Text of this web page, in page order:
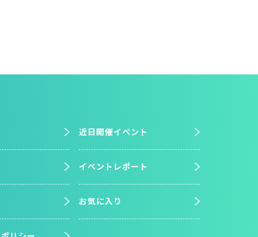
近日開催イベント
イベントレポート
お気に入り